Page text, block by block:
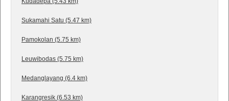
Sukamahi Satu (5.47 km)
Pamokolan (5.75 km)
Leuwibodas (5.75 km)
Medanglayang (6.4 km)
Karangresik (6.53 km)